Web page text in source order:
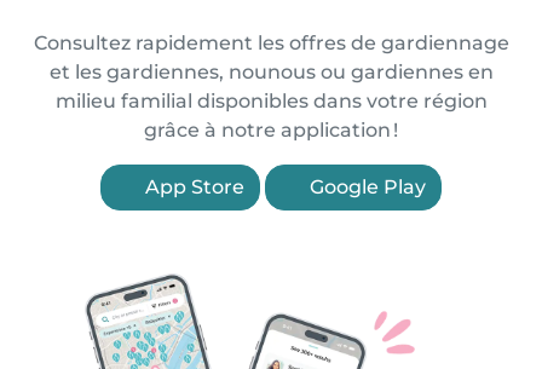
Consultez rapidement les offres de gardiennage
et les gardiennes, nounous ou gardiennes en
milieu familial disponibles dans votre région
grâce à notre application !
App Store Google Play